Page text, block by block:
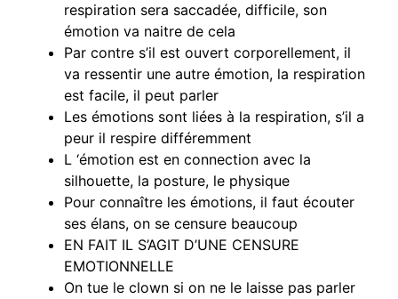
respiration sera saccadée, difficile, son
émotion va naitre de cela
Par contre s’il est ouvert corporellement, il
va ressentir une autre émotion, la respiration
est facile, il peut parler
Les émotions sont liées à la respiration, s’il a
peur il respire différemment
L ‘émotion est en connection avec la
silhouette, la posture, le physique
Pour connaître les émotions, il faut écouter
ses élans, on se censure beaucoup
EN FAIT IL S’AGIT D’UNE CENSURE
EMOTIONNELLE
On tue le clown si on ne le laisse pas parler